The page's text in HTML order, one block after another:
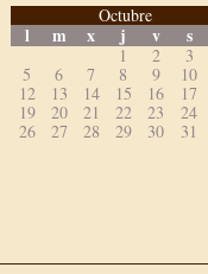
Octubre
l m x j v s
1 2
3
5
6 7 8 9
10
12
13 14 15 16
17
19
20 21 22 23
24
26
27 28 29 30 31